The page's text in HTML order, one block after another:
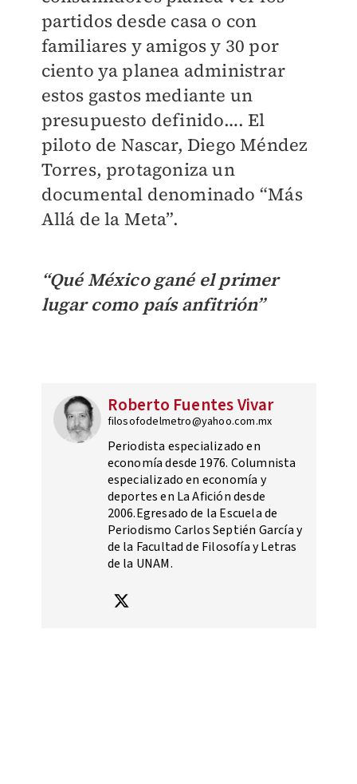
partidos desde casa o con
familiares y amigos y 30 por
ciento ya planea administrar
estos gastos mediante un
presupuesto definido…. El
piloto de Nascar, Diego Méndez
Torres, protagoniza un
documental denominado “Más
Allá de la Meta”.
“Qué México gané el primer
lugar como país anfitrión”
Roberto Fuentes Vivar
filosofodelmetro@yahoo.com.mx
Periodista especializado en
economía desde 1976. Columnista
especializado en economía y
deportes en La Afición desde
2006.Egresado de la Escuela de
Periodismo Carlos Septién García y
de la Facultad de Filosofía y Letras
de la UNAM.